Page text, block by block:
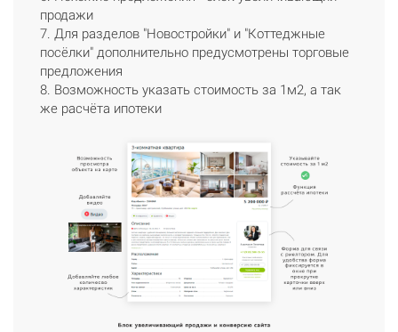
продажи
7. Для разделов "Новостройки" и "Коттеджные
посёлки" дополнительно предусмотрены торговые
предложения
8. Возможность указать стоимость за 1м2, а так
же расчёта ипотеки